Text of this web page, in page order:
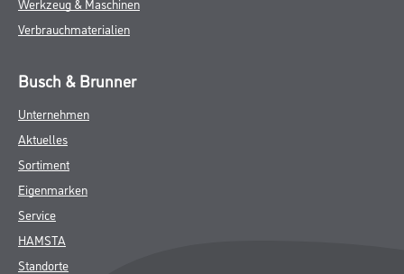
Verbrauchmaterialien
Busch & Brunner
Unternehmen
Aktuelles
Sortiment
Eigenmarken
Service
HAMSTA
Standorte